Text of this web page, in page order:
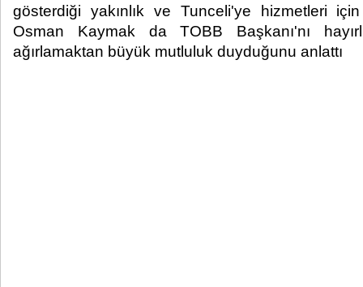
gösterdiği yakınlık ve Tunceli'ye hizmetleri
Osman Kaymak da TOBB Başkanı'nı
ağırlamaktan büyük mutluluk duyduğunu anlattı​